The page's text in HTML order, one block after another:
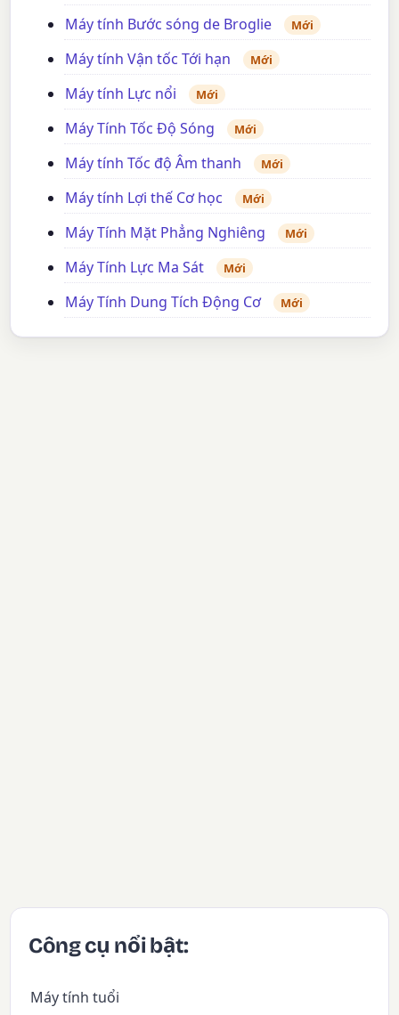
Máy tính Bước sóng de Broglie Mới
Máy tính Vận tốc Tới hạn Mới
Máy tính Lực nổi Mới
Máy Tính Tốc Độ Sóng Mới
Máy tính Tốc độ Âm thanh Mới
Máy tính Lợi thế Cơ học Mới
Máy Tính Mặt Phẳng Nghiêng Mới
Máy Tính Lực Ma Sát Mới
Máy Tính Dung Tích Động Cơ Mới
Công cụ nổi bật:
Máy tính tuổi